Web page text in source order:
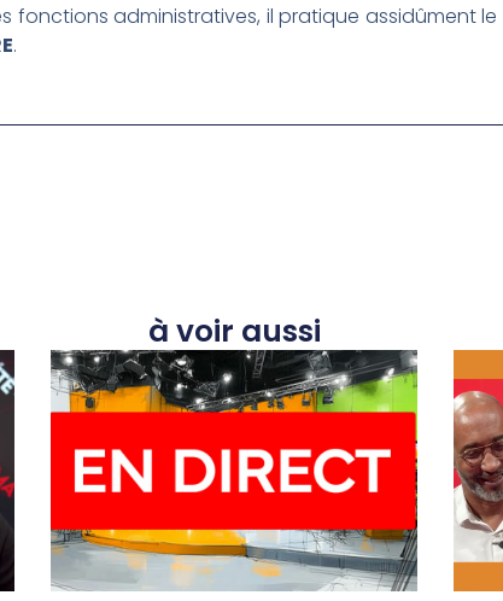
fonctions administratives, il pratique assidûment le
.
à voir aussi